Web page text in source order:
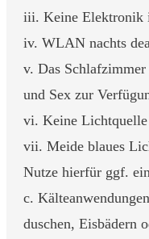
iii. Keine Elektronik
iv. WLAN nachts
v. Das
und Sex zur
vi. Keine Lichtquelle
vii. Meide blaues
Nutze hierfür ggf.
c.
duschen, Eisbädern